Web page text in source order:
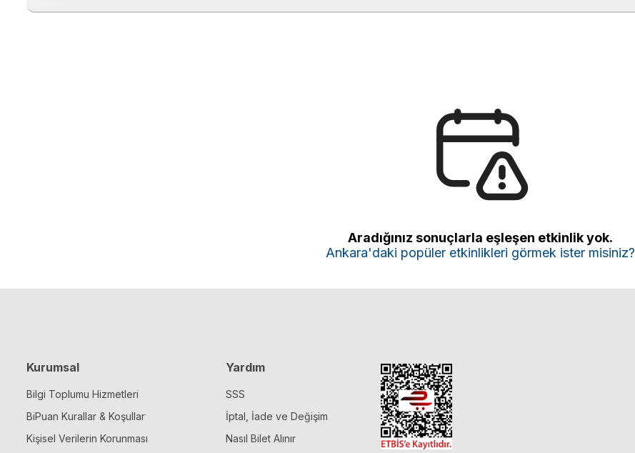
Aradığınız sonuçlarla eşleşen etkinlik yok.
Ankara'daki popüler etkinlikleri görmek ister misiniz?
Kurumsal
Bilgi Toplumu Hizmetleri
BiPuan Kurallar & Koşullar
Kişisel Verilerin Korunması
Yardım
SSS
İptal, İade ve Değişim
Nasıl Bilet Alınır